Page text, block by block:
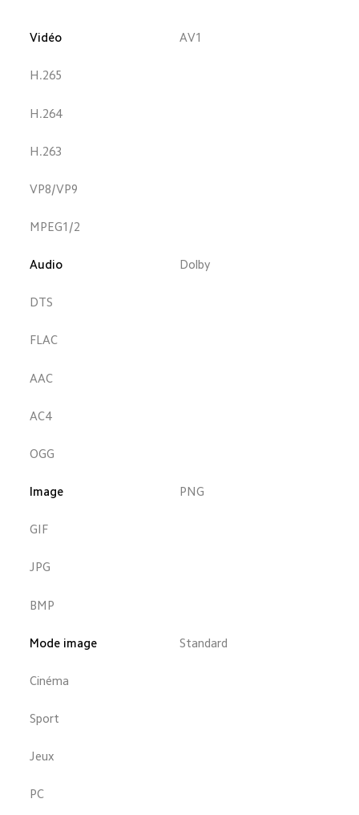
Vidéo AV1
H.265
H.264
H.263
VP8/VP9
MPEG1/2
Audio Dolby
DTS
FLAC
AAC
AC4
OGG
Image PNG
GIF
JPG
BMP
Mode image Standard
Cinéma
Sport
Jeux
PC